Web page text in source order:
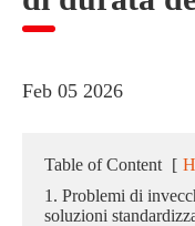
Feb 05 2026
Table of Content [
1. Problemi di
soluzioni